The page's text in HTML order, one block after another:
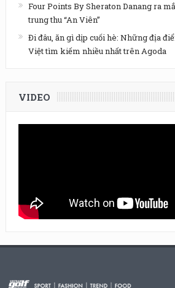
Four Points By Sheraton Danang ra
trung thu “An Viên”
Đi đâu, ăn gì dịp cuối hè: Những địa
Việt tìm kiếm nhiều nhất trên Agoda
VIDEO